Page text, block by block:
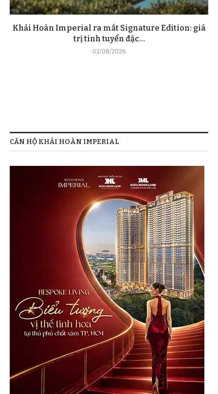
Khải Hoàn Imperial ra mắt Signature Edition: giá
trị tinh tuyển đặc...
02/08/2026
CĂN HỘ KHẢI HOÀN IMPERIAL